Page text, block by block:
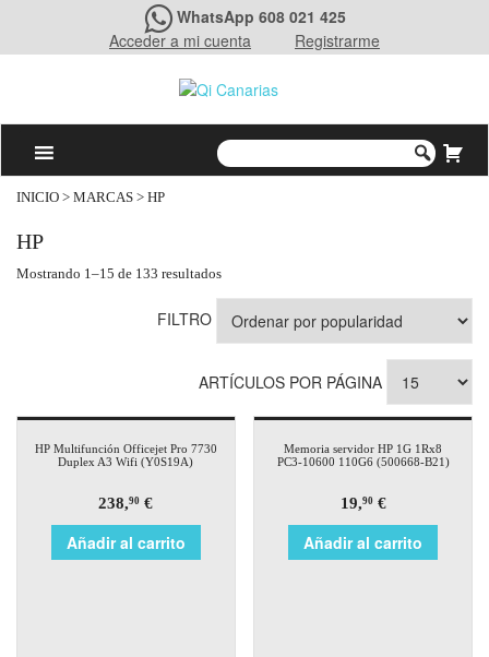
WhatsApp 608 021 425
Acceder a mi cuenta
Registrarme
INICIO > MARCAS > HP
HP
Mostrando 1–15 de 133 resultados
FILTRO
ARTÍCULOS POR PÁGINA
HP Multifunción Officejet Pro 7730
Duplex A3 Wifi (Y0S19A)
238,90 €
Añadir al carrito
Memoria servidor HP 1G 1Rx8
PC3-10600 110G6 (500668-B21)
19,90€
Añadir al carrito